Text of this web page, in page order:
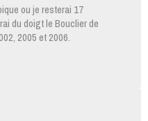
ou je resterai 17
du doigt le Bouclier de
2005 et 2006.